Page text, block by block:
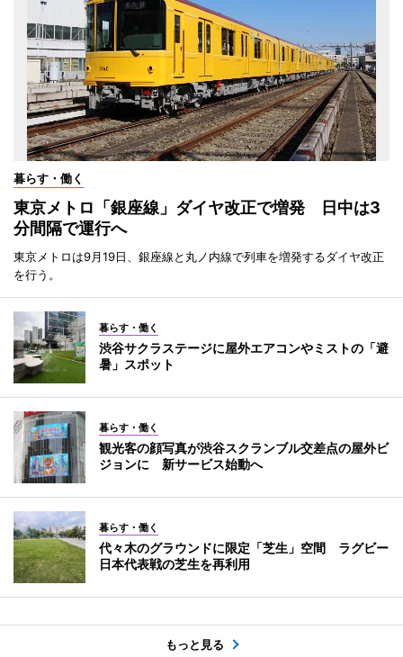
暮らす・働く
東京メトロ「銀座線」ダイヤ改正で増発 日中は3
分間隔で運行へ
東京メトロは9月19日、銀座線と丸ノ内線で列車を増発するダイヤ改正
を行う。
暮らす・働く
渋谷サクラステージに屋外エアコンやミストの「避
暑」スポット
暮らす・働く
観光客の顔写真が渋谷スクランブル交差点の屋外ビ
ジョンに 新サービス始動へ
暮らす・働く
代々木のグラウンドに限定「芝生」空間 ラグビー
日本代表戦の芝生を再利用
もっと見る